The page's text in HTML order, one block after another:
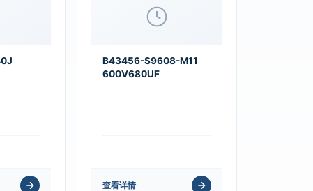
B43456-S9608-M11
600V680UF
查看详情